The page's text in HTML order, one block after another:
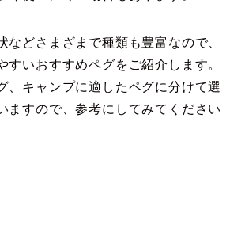
などさまざまで種類も豊富なので、
すいおすすめペグをご紹介します。
、キャンプに適したペグに分けて選
ますので、参考にしてみてください